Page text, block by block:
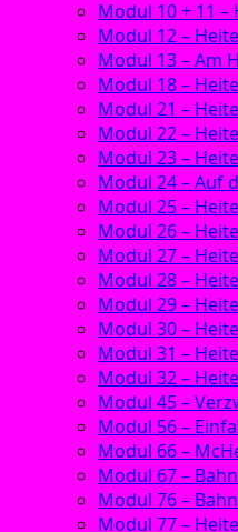
Modul 10 + 11 –
Modul 12 –
Modul 13 – Am
Modul 18 –
Modul 21 –
Modul 22 –
Modul 23 –
Modul 24 – Auf
Modul 25 –
Modul 26 –
Modul 27 –
Modul 28 –
Modul 29 –
Modul 30 –
Modul 31 –
Modul 32 –
Modul 45 –
Modul 56 –
Modul 66 –
Modul 67 –
Modul 76 –
Modul 77 –